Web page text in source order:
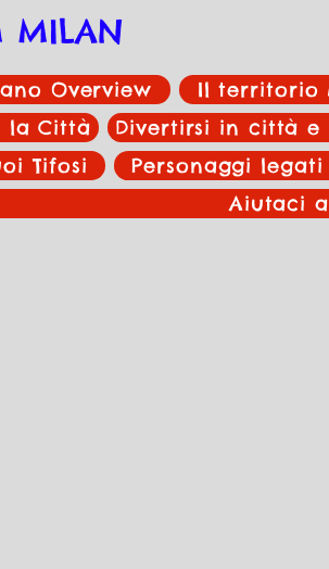
MILAN
Overview
Il territorio
la Città
Divertirsi in città
Tifosi
Personaggi
Aiutaci